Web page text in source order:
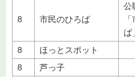
8 市民のひろば
公
ば
8
ほっとスポット
8
芦っ子